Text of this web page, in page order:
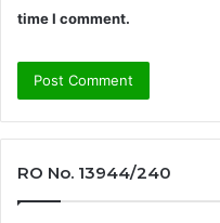
time I comment.
RO No. 13944/240